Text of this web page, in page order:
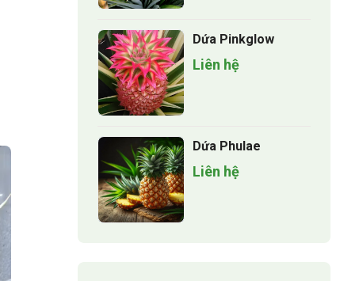
Dứa Pinkglow
Liên hệ
Dứa Phulae
Liên hệ